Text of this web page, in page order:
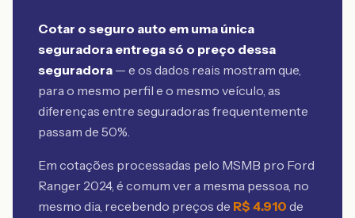
Cotar o seguro auto em uma única
seguradora entrega só o preço dessa
seguradora — e os dados reais mostram que,
para o mesmo perfil e o mesmo veículo, as
diferenças entre seguradoras frequentemente
passam de 50%.
Em cotações processadas pelo MSMB pro Ford
Ranger 2024, é comum ver a mesma pessoa, no
mesmo dia, recebendo preços de R$ 4.910 de